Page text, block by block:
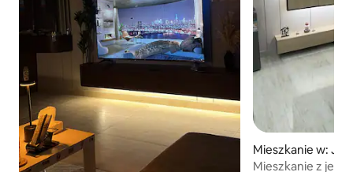
Mieszkanie w:
Mieszkanie z